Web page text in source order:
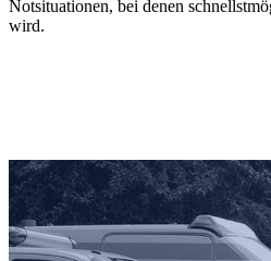
Notsituationen, bei denen
wird.